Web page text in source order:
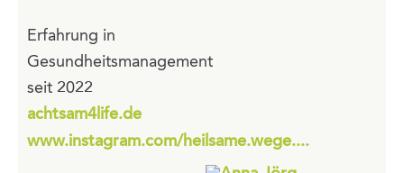
Erfahrung in
Gesundheitsmanagement
seit 2022
achtsam4life.de
www.instagram.com/heilsame.wege....